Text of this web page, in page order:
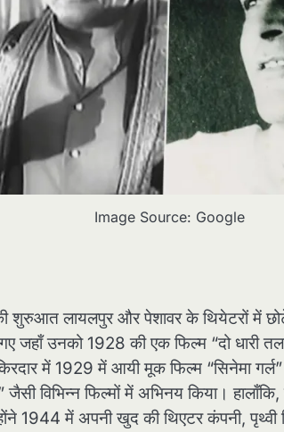
Image Source: Google
शुरुआत लायलपुर और पेशावर के थियेटरों में
उनको 1928 की एक फिल्म “दो धारी
में 1929 में आयी मूक फिल्म “सिनेमा
विभिन्न फिल्मों में अभिनय किया।
1944 में अपनी खुद की थिएटर कंपनी,